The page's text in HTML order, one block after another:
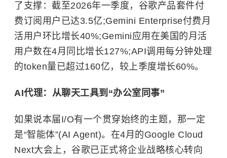
了支撑：截至2026年一季度，谷歌产品套件付
费订阅用户已达3.5亿;Gemini Enterprise付费月
活用户环比增长40%;Gemini应用在美国的月活
用户数在4月同比增长127%;API调用每分钟处理
的token量已超过160亿，较上季度增长60%。
AI代理：从聊天工具到“办公室同事”
如果说本届I/O有一个贯穿始终的主题，那一定
是“智能体”(AI Agent)。在4月的Google Cloud
Next大会上，谷歌已正式将企业战略核心转向